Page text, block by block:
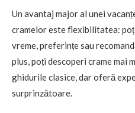
Un avantaj major al unei
cramelor este flexibilitatea:
vreme, preferințe sau
plus, poți descoperi crame mai
ghidurile clasice, dar oferă
surprinzătoare.